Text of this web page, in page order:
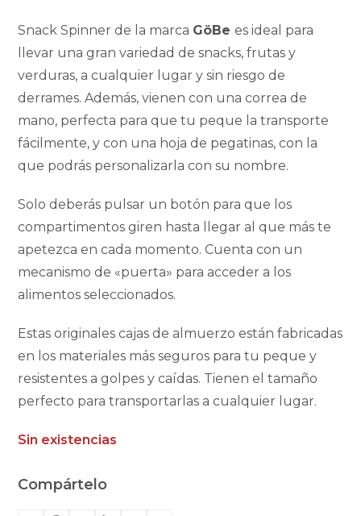
Snack Spinner de la marca GöBees ideal para
llevar una gran variedad de snacks, frutas y
verduras, a cualquier lugar y sin riesgo de
derrames. Además, vienen con una correa de
mano, perfecta para que tu peque la transporte
fácilmente, y con una hoja de pegatinas, con la
que podrás personalizarla con su nombre.
Solo deberás pulsar un botón para que los
compartimentos giren hasta llegar al que más te
apetezca en cada momento. Cuenta con un
mecanismo de «puerta» para acceder a los
alimentos seleccionados.
Estas originales cajas de almuerzo están fabricadas
en los materiales más seguros para tu peque y
resistentes a golpes y caídas. Tienen el tamaño
perfecto para transportarlas a cualquier lugar.
Sin existencias
Compártelo